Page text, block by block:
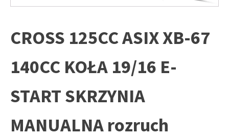
CROSS 125CC ASIX XB-67
140CC KOŁA 19/16 E-
START SKRZYNIA
MANUALNA rozruch